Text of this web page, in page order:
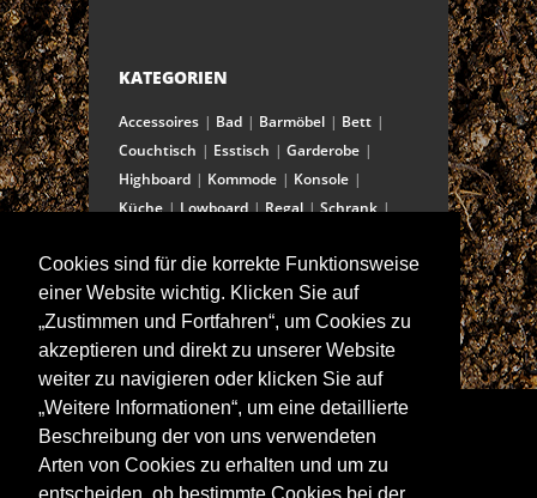
Cookies sind für die korrekte Funktionsweise
einer Website wichtig. Klicken Sie auf
„Zustimmen und Fortfahren“, um Cookies zu
akzeptieren und direkt zu unserer Website
weiter zu navigieren oder klicken Sie auf
„Weitere Informationen“, um eine detaillierte
Beschreibung der von uns verwendeten
Arten von Cookies zu erhalten und um zu
KATEGORIEN
Accessoires Bad Barmöbel
Bett
Couchtisch
Esstisch
Garderobe
Highboard
Kommode
Konsole
Küche
Lowboard Regal
Schrank
Stuhl/Bank
Truhe
Vitrine
Wohnwand
ANSCHRIFT
Spitalstraße 15
D-97421 Schweinfurt
Tel +49-9721 60555-60